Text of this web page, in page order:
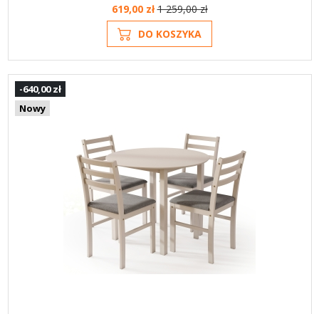
619,00 zł1 259,00 zł
DO KOSZYKA
-640,00 zł
Nowy